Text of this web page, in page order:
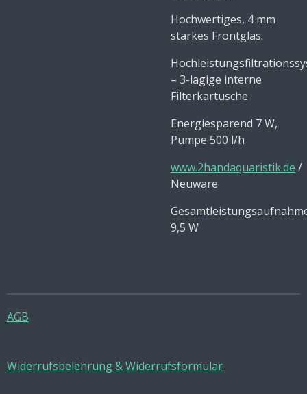
Hochwertiges, 4 mm
starkes Frontglas.
– 3-lagige interne
Filterkartusche
Energiesparend 7 W,
Pumpe 500 l/h
www.2handaquaristik.de /
Neuware
9,5 W
AGB
Widerrufsbelehrung & Widerrufsformular